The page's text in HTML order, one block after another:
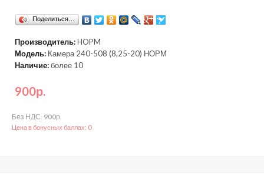
Поделиться…
Производитель:HOPM
Модель: Камера 240-508 (8,25-20) НОРМ
Наличие:более 10
900р.
Без НДС: 900р.
Цена в бонусных баллах: 0